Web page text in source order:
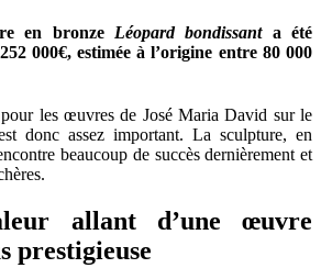
en bronze Léopard bondissanta été
000€, estimée à l’origine entre 80 000
les œuvres de José Maria David sur le
donc assez important. La sculpture, en
beaucoup de succès dernièrement et
allant d’une œuvre
prestigieuse